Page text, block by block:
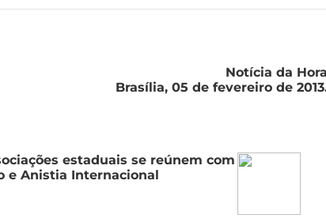
Notícia da Hora
Brasília, 05 de fevereiro de
estaduais se reúnem com
e Anistia Internacional